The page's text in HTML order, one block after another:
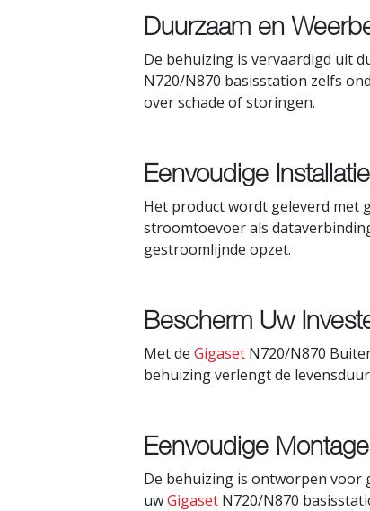
Duurzaam en
De behuizing is vervaardigd uit
N720/N870 basisstation zelfs
over schade of storingen.
Eenvoudige
Het product wordt geleverd met
stroomtoevoer als
gestroomlijnde opzet.
Bescherm Uw
Met de Gigaset N720/N870
behuizing verlengt de
Eenvoudige
De behuizing is ontworpen voor
uwGigaset N720/N870